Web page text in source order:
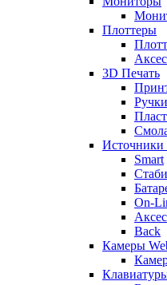
Плоттеры
3D Печать
Источники
Smart
On-
Back
Камеры